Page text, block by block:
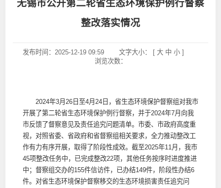
无锡市公开第二轮省生态环境保护例行督察
整改落实情况
发布时间： 2025-12-19 09:59 文字大小： [ 大 中 小]
浏览次数：
2024年3月26日至4月24日，省生态环境保护督察组对我市
开展了第二轮省生态环境保护例行督察，并于2024年7月向我
市反馈了督察意见及责任追究问题清单。市委、市政府高度重
视，对照省委、省政府和省督察组相关要求，全力推动整改工
作有力有序开展，取得了阶段性成效。截至2025年11月，我市
45项整改任务中，已完成整改22项，其他任务按序时进度推进
中；督察组交办的155件信访件，已办结149件，阶段性办结6
件。对省生态环境保护督察移交的生态环境损害责任追究问